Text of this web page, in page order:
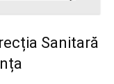
Sanitară